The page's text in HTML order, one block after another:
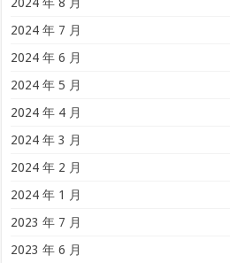
2024 年 7 月
2024 年 6 月
2024 年 5 月
2024 年 4 月
2024 年 3 月
2024 年 2 月
2024 年 1 月
2023 年 7 月
2023 年 6 月